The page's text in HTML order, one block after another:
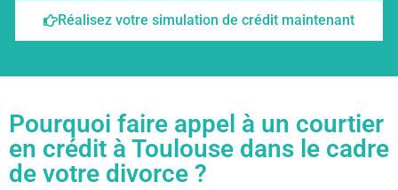
Réalisez votre simulation de crédit maintenant
Pourquoi faire appel à un courtier
en crédit à Toulouse dans le cadre
de votre divorce ?